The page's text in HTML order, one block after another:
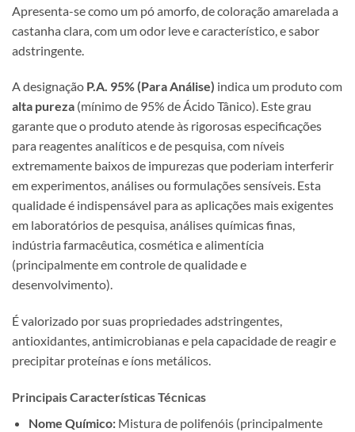
Apresenta-se como um pó amorfo, de coloração amarelada a
castanha clara, com um odor leve e característico, e sabor
adstringente.
A designação P.A. 95% (Para Análise) indica um produto com
alta pureza (mínimo de 95% de Ácido Tânico). Este grau
garante que o produto atende às rigorosas especificações
para reagentes analíticos e de pesquisa, com níveis
extremamente baixos de impurezas que poderiam interferir
em experimentos, análises ou formulações sensíveis. Esta
qualidade é indispensável para as aplicações mais exigentes
em laboratórios de pesquisa, análises químicas finas,
indústria farmacêutica, cosmética e alimentícia
(principalmente em controle de qualidade e
desenvolvimento).
É valorizado por suas propriedades adstringentes,
antioxidantes, antimicrobianas e pela capacidade de reagir e
precipitar proteínas e íons metálicos.
Principais Características Técnicas
Nome Químico:Mistura de polifenóis (principalmente